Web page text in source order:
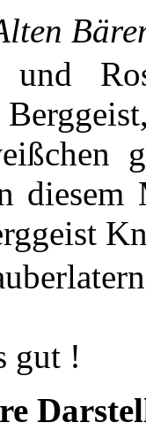
und
gut !